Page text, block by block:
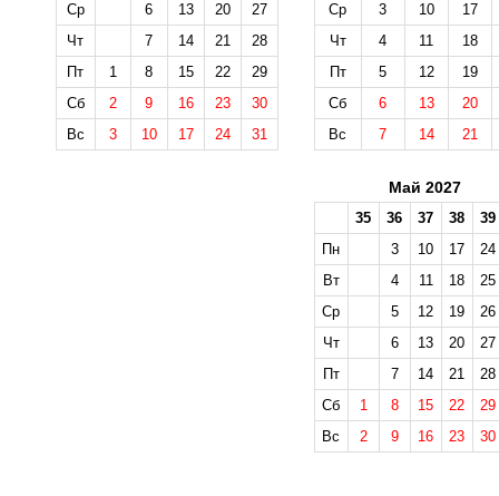
Ср
6 13 20
27
Чт
7 14 21
28
Пт
1 8 15 22
29
Сб
2 9 16 23
30
Вс
3 10 17 24 31
Ср
3 10
17
Чт
4 11
18
Пт
5 12
19
Сб
6 13
20
Вс
7 14 21
Май 2027
35 36 37 38
39
Пн
3 10 17
24
Вт
4 11 18
25
Ср
5 12 19
26
Чт
6 13 20
27
Пт
7 14 21
28
Сб
1 8 15 22
29
Вс
2 9 16 23 30